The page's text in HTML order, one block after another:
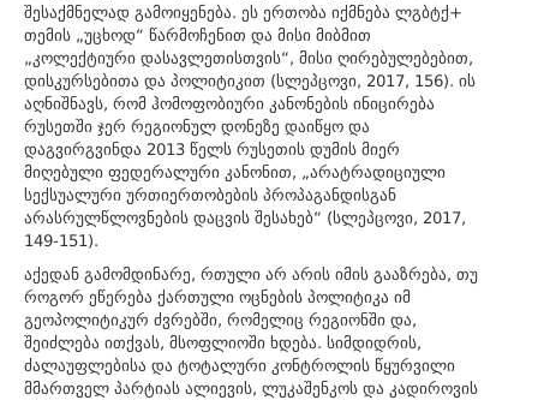
შესაქმნელად გამოიყენება. ეს ერთობა იქმნება ლგბტქ+
თემის „უცხოდ“ წარმოჩენით და მისი მიბმით
„კოლექტიური დასავლეთისთვის“, მისი ღირებულებებით,
დისკურსებითა და პოლიტიკით (სლეპცოვი, 2017, 156). ის
აღნიშნავს, რომ ჰომოფობიური კანონების ინიცირება
რუსეთში ჯერ რეგიონულ დონეზე დაიწყო და
დაგვირგვინდა 2013 წელს რუსეთის დუმის მიერ
მიღებული ფედერალური კანონით, „არატრადიციული
სექსუალური ურთიერთობების პროპაგანდისგან
არასრულწლოვნების დაცვის შესახებ“ (სლეპცოვი, 2017,
149-151).
აქედან გამომდინარე, რთული არ არის იმის გააზრება, თუ
როგორ ეწერება ქართული ოცნების პოლიტიკა იმ
გეოპოლიტიკურ ძვრებში, რომელიც რეგიონში და,
შეიძლება ითქვას, მსოფლიოში ხდება. სიმდიდრის,
ძალაუფლებისა და ტოტალური კონტროლის წყურვილი
მმართველ პარტიას ალიევის, ლუკაშენკოს და კადიროვის